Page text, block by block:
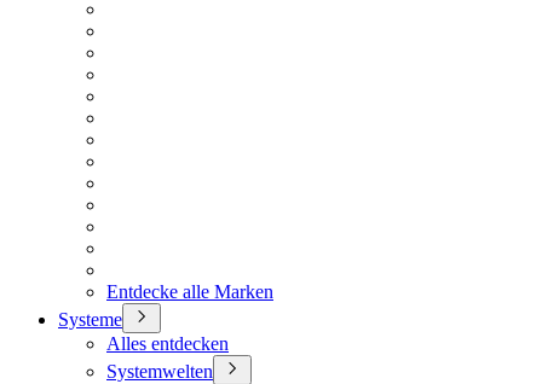
Entdecke alle Marken
Systeme
Alles entdecken
Systemwelten